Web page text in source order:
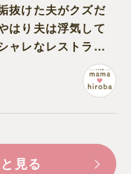
抜けた夫がクズだ
はり夫は浮気して
ャレなレストラン
見る